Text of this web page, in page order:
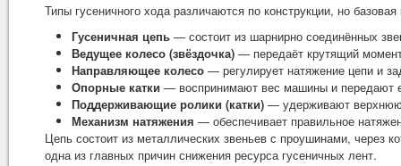
Типы гусеничного хода различаются по конструкции, но
Гусеничная цепь — состоит из шарнирно соединённых
Ведущее колесо (звёздочка) — передаёт крутящий
Направляющее колесо — регулирует натяжение цепи и
Опорные катки — воспринимают вес машины и передают
Поддерживающие ролики (катки) — удерживают верхнюю
Механизм натяжения — обеспечивает правильное
Цепь состоит из металлических звеньев с проушинами,
одна из главных причин снижения ресурса гусеничных лент.